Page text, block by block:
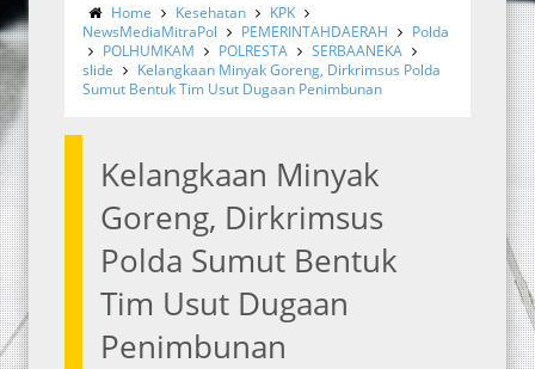
Home Kesehatan
KPK
NewsMediaMitraPol
PEMERINTAHDAERAH
Polda
POLHUMKAM
POLRESTA
SERBAANEKA
slide
Kelangkaan Minyak Goreng, Dirkrimsus Polda
Sumut Bentuk Tim Usut Dugaan Penimbunan
Kelangkaan Minyak
Goreng, Dirkrimsus
Polda Sumut Bentuk
Tim Usut Dugaan
Penimbunan